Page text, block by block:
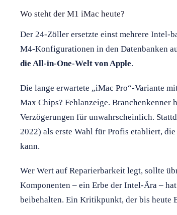
Wo steht der M1 iMac heute?
Der 24-Zöller ersetzte einst mehrere Intel-
M4-Konfigurationen in den Datenbanken
die All-in-One-Welt von Apple.
Die lange erwartete „iMac Pro“-Variante
Max Chips? Fehlanzeige.
Verzögerungen für unwahrscheinlich.
2022) als erste Wahl für Profis etabliert,
kann.
Wer Wert auf Reparierbarkeit legt, sollte
Komponenten – ein Erbe der Intel-Ära –
beibehalten. Ein Kritikpunkt, der bis heute